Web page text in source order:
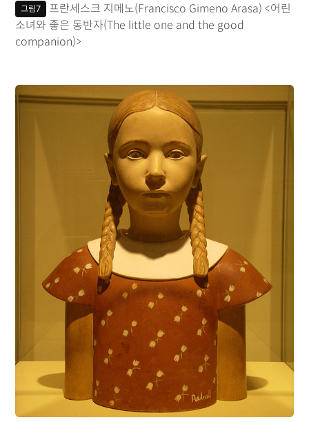
그림7
프란세스크 지메노(Francisco Gimeno Arasa) <어린
소녀와 좋은 동반자(The little one and the good
companion)>